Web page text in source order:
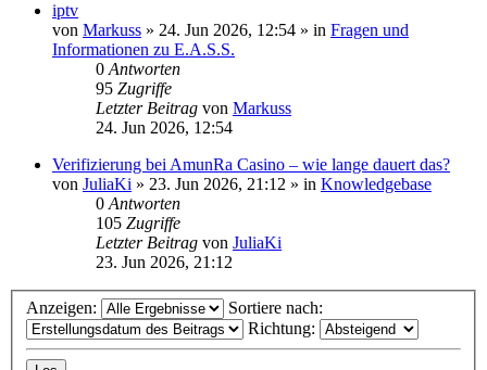
iptv
von Markuss » 24. Jun 2026, 12:54 » in Fragen und
Informationen zu E.A.S.S.
0Antworten
95 Zugriffe
Letzter Beitrag von Markuss
24. Jun 2026, 12:54
Verifizierung bei AmunRa Casino – wie lange dauert das?
von JuliaKi » 23. Jun 2026, 21:12 » in Knowledgebase
0Antworten
105 Zugriffe
Letzter Beitrag von JuliaKi
23. Jun 2026, 21:12
Anzeigen:
Sortiere nach:
Richtung: